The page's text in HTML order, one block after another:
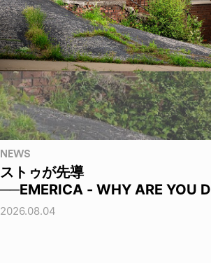
NEWS
ストゥが先導
──EMERICA - WHY ARE YOU
2026.08.04